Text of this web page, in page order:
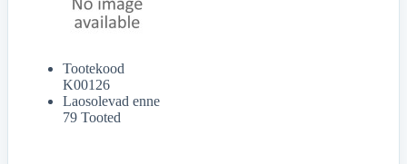
Tootekood
K00126
Laosolevad enne
79 Tooted